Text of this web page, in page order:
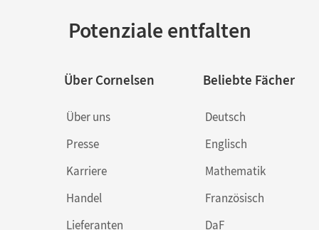
Potenziale entfalten
Über Cornelsen
Über uns
Presse
Karriere
Handel
Lieferanten
Beliebte Fächer
Deutsch
Englisch
Mathematik
Französisch
DaF